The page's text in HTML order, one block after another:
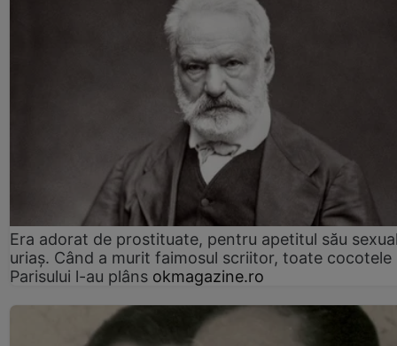
Era adorat de prostituate, pentru apetitul său
uriaș. Când a murit faimosul scriitor, toate cocotele
Parisului l-au plâns okmagazine.ro